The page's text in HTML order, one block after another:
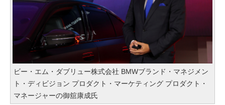
ビー・エム・ダブリュー株式会社 BMWブランド・マネジメン
ト・ディビジョン プロダクト・マーケティング プロダクト・
マネージャーの御舘康成氏